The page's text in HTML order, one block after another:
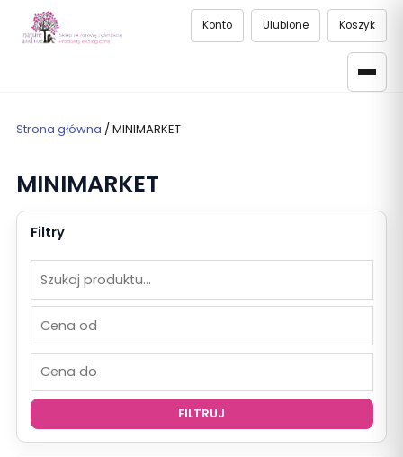
Konto Ulubione Koszyk
Strona główna / MINIMARKET
MINIMARKET
Filtry
produktów
od
do
FILTRUJ